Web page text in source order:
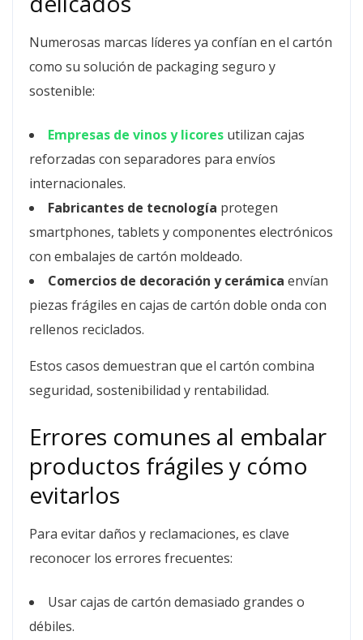
Numerosas marcas líderes ya confían en el cartón
como su solución de packaging seguro y
sostenible:
Empresas de vinos y licores utilizan cajas
reforzadas con separadores para envíos
internacionales.
Fabricantes de tecnología protegen
smartphones, tablets y componentes electrónicos
con embalajes de cartón moldeado.
Comercios de decoración y cerámica envían
piezas frágiles en cajas de cartón doble onda con
rellenos reciclados.
Estos casos demuestran que el cartón combina
seguridad, sostenibilidad y rentabilidad.
Errores comunes al embalar
productos frágiles y cómo
evitarlos
Para evitar daños y reclamaciones, es clave
reconocer los errores frecuentes:
Usar cajas de cartón demasiado grandes o
débiles.